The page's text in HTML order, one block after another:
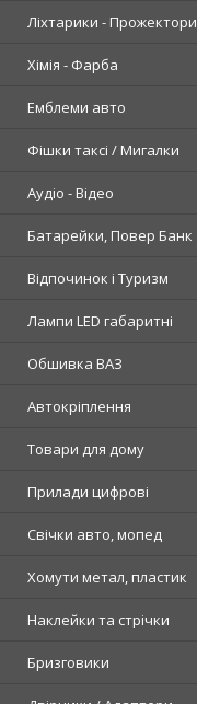
Ліхтарики - Прожектори
Хімія - Фарба
Емблеми авто
Фішки таксі / Мигалки
Аудіо - Відео
Батарейки, Повер Банк
Відпочинок і Туризм
Лампи LED габаритні
Обшивка ВАЗ
Автокріплення
Товари для дому
Прилади цифрові
Свічки авто, мопед
Хомути метал, пластик
Наклейки та стрічки
Бризговики